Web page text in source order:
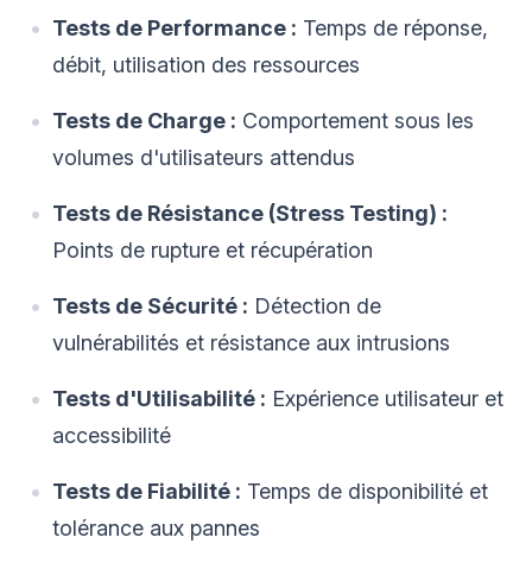
Tests de Performance : Temps de réponse,
débit, utilisation des ressources
Tests de Charge : Comportement sous les
volumes d'utilisateurs attendus
Tests de Résistance (Stress Testing) :
Points de rupture et récupération
Tests de Sécurité : Détection de
vulnérabilités et résistance aux intrusions
Tests d'Utilisabilité : Expérience utilisateur et
accessibilité
Tests de Fiabilité : Temps de disponibilité et
tolérance aux pannes